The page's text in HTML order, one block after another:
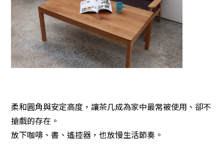
柔和圓角與安定高度，讓茶几成為家中最常被使用、卻不
搶戲的存在。
放下咖啡、書、遙控器，也放慢生活節奏。